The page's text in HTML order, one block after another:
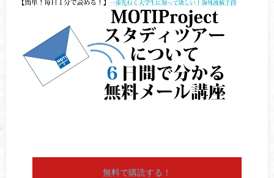
無料で購読する！